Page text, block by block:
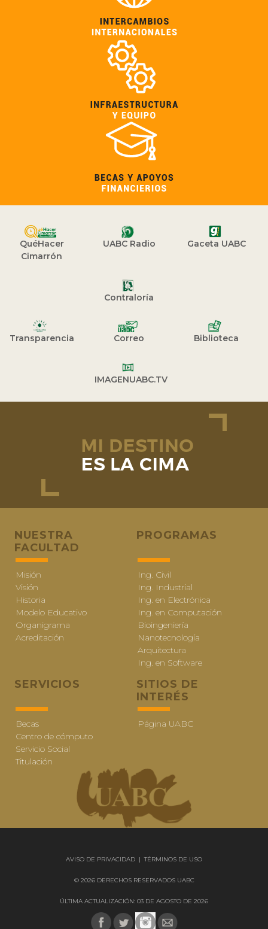
QuéHacer
Cimarrón
UABC Radio Gaceta UABC
Contraloría
Transparencia Correo Biblioteca
IMAGENUABC.TV
NUESTRA
FACULTAD
Misión
Visión
Historia
Modelo Educativo
Organigrama
Acreditación
PROGRAMAS
Ing. Civil
Ing. Industrial
Ing. en Electrónica
Ing. en Computación
Bioingeniería
Nanotecnología
Arquitectura
Ing. en Software
SERVICIOS
Becas
Centro de cómputo
Servicio Social
Titulación
SITIOS DE
INTERÉS
Página UABC
AVISO DE PRIVACIDAD | TÉRMINOS DE USO
© 2026 DERECHOS RESERVADOS UABC
ÚLTIMA ACTUALIZACIÓN: 03 DE AGOSTO DE 2026